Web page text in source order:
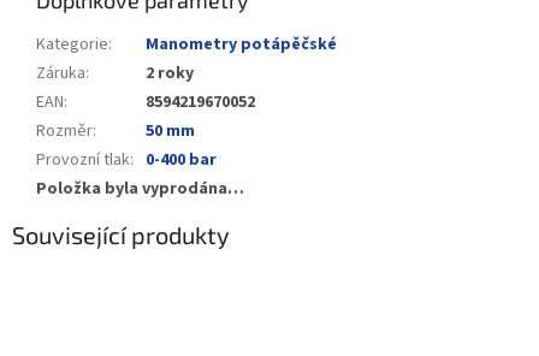
Kategorie:
Manometry potápěčské
Záruka:
2 roky
EAN:
8594219670052
Rozměr:
50 mm
Provozní tlak: 0-400 bar
Položka byla vyprodána…
Související produkty